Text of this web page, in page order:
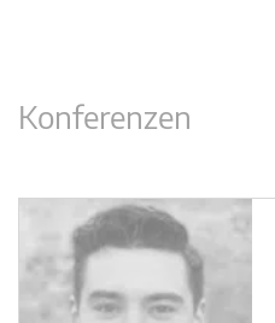
Konferenzen